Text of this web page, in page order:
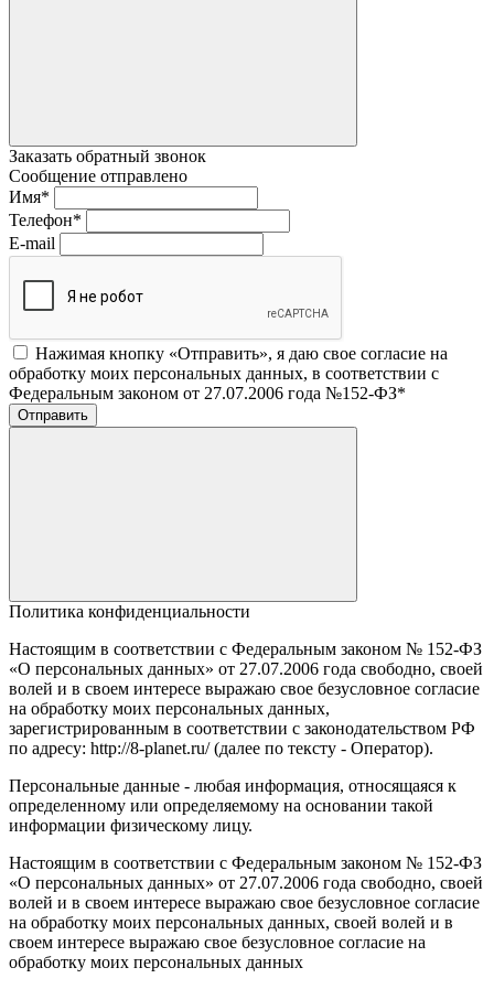
Заказать обратный звонок
Сообщение отправлено
Имя*
Телефон*
E-mail
Нажимая кнопку «Отправить», я даю свое согласие на
обработку моих персональных данных, в соответствии с
Федеральным законом от 27.07.2006 года №152-ФЗ*
Отправить
Политика конфиденциальности
Настоящим в соответствии с Федеральным законом № 152-ФЗ
«О персональных данных» от 27.07.2006 года свободно, своей
волей и в своем интересе выражаю свое безусловное согласие
на обработку моих персональных данных,
зарегистрированным в соответствии с законодательством РФ
по адресу: http://8-planet.ru/ (далее по тексту - Оператор).
Персональные данные - любая информация, относящаяся к
определенному или определяемому на основании такой
информации физическому лицу.
Настоящим в соответствии с Федеральным законом № 152-ФЗ
«О персональных данных» от 27.07.2006 года свободно, своей
волей и в своем интересе выражаю свое безусловное согласие
на обработку моих персональных данных, своей волей и в
своем интересе выражаю свое безусловное согласие на
обработку моих персональных данных